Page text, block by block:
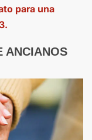
para una
ANCIANOS